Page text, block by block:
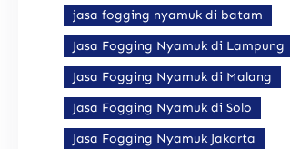
jasa fogging nyamuk di batam
Jasa Fogging Nyamuk di Lampung
Jasa Fogging Nyamuk di Malang
Jasa Fogging Nyamuk di Solo
Jasa Fogging Nyamuk Jakarta